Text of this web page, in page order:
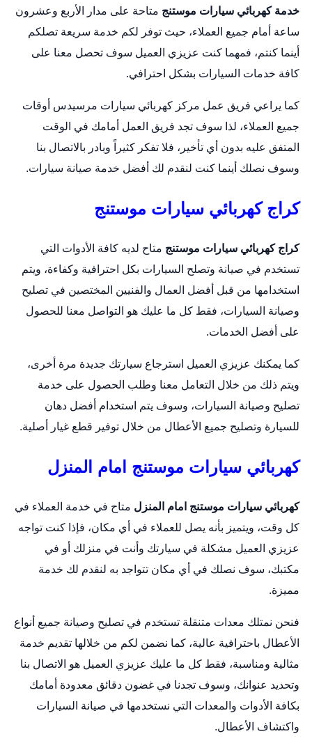
خدمة كهربائي سيارات موستنج متاحة على مدار الأربع وعشرون
ساعة أمام جميع العملاء، حيث توفر لكم خدمة سريعة تصلكم
أينما كنتم، فمهما كنت عزيزي العميل سوف تحصل معنا على
كافة خدمات السيارات بشكل احترافي.
كما يراعي فريق عمل مركز كهربائي سيارات مرسيدس أوقات
جميع العملاء، لذا سوف تجد فريق العمل أمامك في الوقت
المتفق عليه بدون أي تأخير، فلا تفكر كثيراً وبادر بالاتصال بنا
وسوف نصلك أينما كنت لنقدم لك أفضل خدمة صيانة سيارات.
كراج كهربائي سيارات موستنج
كراج كهربائي سيارات موستنج متاح لديه كافة الأدوات التي
تستخدم في صيانة وتصلح السيارات بكل احترافية وكفاءة، ويتم
استخدامها من قبل أفضل العمال والفنيين المختصين في تصليح
وصيانة السيارات، فقط كل ما عليك هو التواصل معنا للحصول
على أفضل الخدمات.
كما يمكنك عزيزي العميل استرجاع سيارتك جديدة مرة أخرى،
ويتم ذلك من خلال التعامل معنا وطلب الحصول على خدمة
تصليح وصيانة السيارات، وسوف يتم استخدام أفضل دهان
للسيارة وتصليح جميع الأعطال من خلال توفير قطع غيار أصلية.
كهربائي سيارات موستنج امام المنزل
كهربائي سيارات موستنج امام المنزل متاح في خدمة العملاء في
كل وقت، ويتميز بأنه يصل للعملاء في أي مكان، فإذا كنت تواجه
عزيزي العميل مشكلة في سيارتك وأنت في منزلك أو في
مكتبك، سوف نصلك في أي مكان تتواجد به لنقدم لك خدمة
مميزة.
فنحن نمتلك معدات متنقلة تستخدم في تصليح وصيانة جميع أنواع
الأعطال باحترافية عالية، كما نضمن لكم من خلالها تقديم خدمة
مثالية ومناسبة، فقط كل ما عليك عزيزي العميل هو الاتصال بنا
وتحديد عنوانك، وسوف تجدنا في غضون دقائق معدودة أمامك
بكافة الأدوات والمعدات التي نستخدمها في صيانة السيارات
واكتشاف الأعطال.